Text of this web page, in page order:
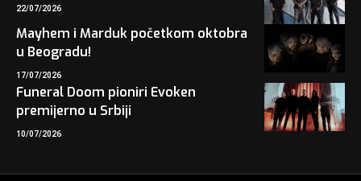
22/07/2026
Mayhem i Marduk početkom oktobra
u Beogradu!
17/07/2026
Funeral Doom pioniri Evoken
premijerno u Srbiji
10/07/2026